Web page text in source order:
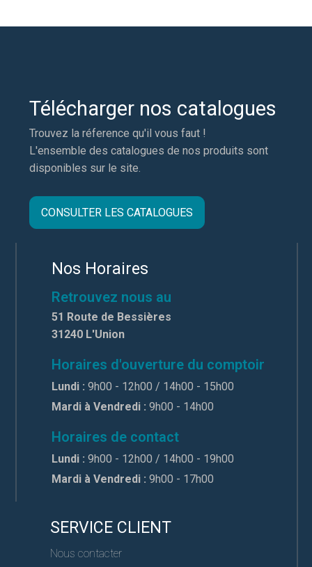
Télécharger nos catalogues
Trouvez la réference qu'il vous faut !
L'ensemble des catalogues de nos produits sont
disponibles sur le site.
CONSULTER LES CATALOGUES
Nos Horaires
Retrouvez nous au
51 Route de Bessières
31240 L'Union
Horaires d'ouverture du comptoir
Lundi : 9h00 - 12h00 / 14h00 - 15h00
Mardi à Vendredi : 9h00 - 14h00
Horaires de contact
Lundi : 9h00 - 12h00 / 14h00 - 19h00
Mardi à Vendredi : 9h00 - 17h00
SERVICE CLIENT
Nous contacter